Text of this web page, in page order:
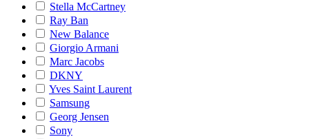
Stella McCartney
Ray Ban
New Balance
Giorgio Armani
Marc Jacobs
DKNY
Yves Saint Laurent
Samsung
Georg Jensen
Sony